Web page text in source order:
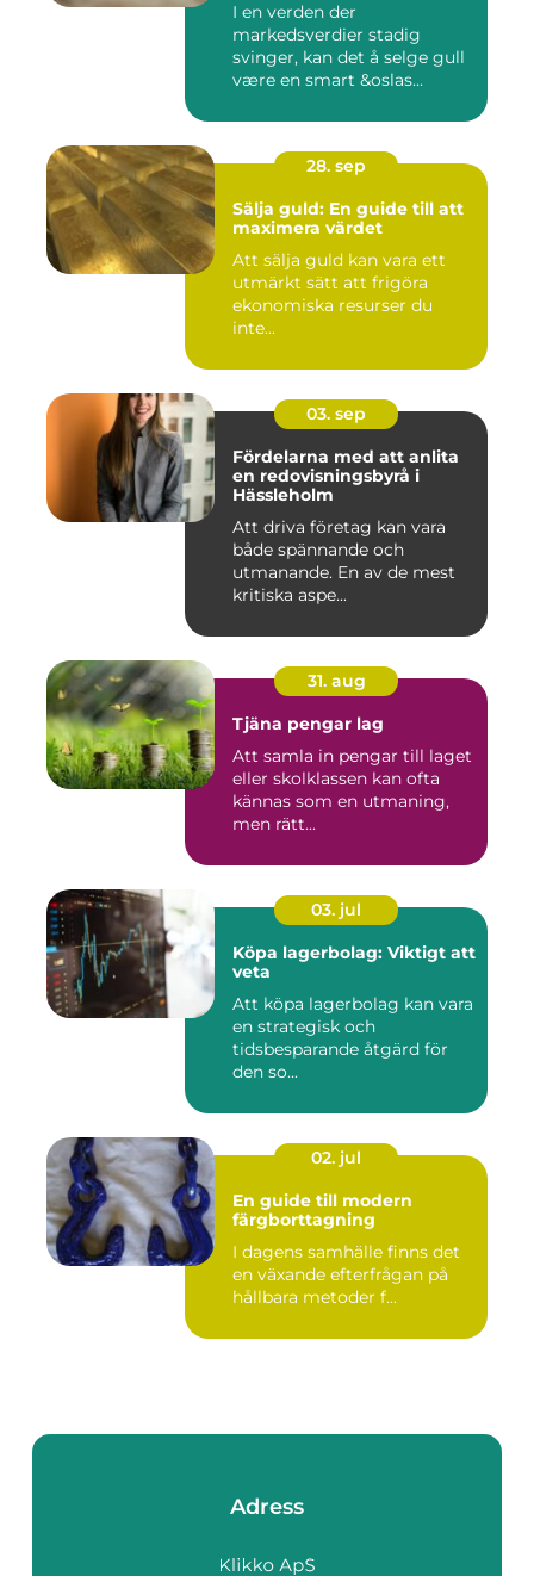
I en verden der
markedsverdier stadig
svinger, kan det å selge gull
være en smart &oslas...
28. sep
Sälja guld: En guide till att
maximera värdet
Att sälja guld kan vara ett
utmärkt sätt att frigöra
ekonomiska resurser du
inte...
03. sep
Fördelarna med att anlita
en redovisningsbyrå i
Hässleholm
Att driva företag kan vara
både spännande och
utmanande. En av de mest
kritiska aspe...
31. aug
Tjäna pengar lag
Att samla in pengar till laget
eller skolklassen kan ofta
kännas som en utmaning,
men rätt...
03. jul
Köpa lagerbolag: Viktigt att
veta
Att köpa lagerbolag kan vara
en strategisk och
tidsbesparande åtgärd för
den so...
02. jul
En guide till modern
färgborttagning
I dagens samhälle finns det
en växande efterfrågan på
hållbara metoder f...
Adress